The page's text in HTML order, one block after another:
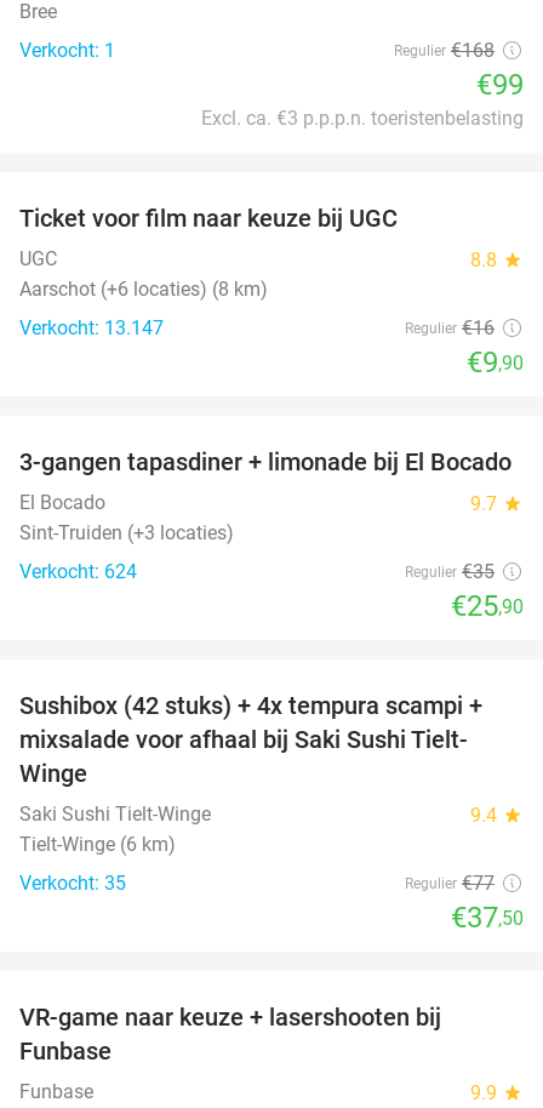
Bree
Verkocht: 1
Regulier €168
€99
Excl. ca. €3 p.p.p.n. toeristenbelasting
Ticket voor film naar keuze bij UGC
UGC 8.8 star
Aarschot (+6 locaties) (8 km)
Verkocht: 13.147
Regulier €16
€9,90
26%
3-gangen tapasdiner + limonade bij El Bocado
El Bocado 9.7 star
Sint-Truiden (+3 locaties)
Verkocht: 624
Regulier €35
€25,90
51%
Sushibox (42 stuks) + 4x tempura scampi +
mixsalade voor afhaal bij Saki Sushi Tielt-
Winge
Saki Sushi Tielt-Winge 9.4 star
Tielt-Winge (6 km)
Verkocht: 35
Regulier €77
€37,50
VR-game naar keuze + lasershooten bij
Funbase
Funbase 9.9 star